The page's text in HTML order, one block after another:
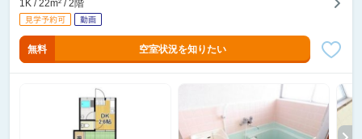
1K / 22m² / 2階
無料 空室状況を知りたい